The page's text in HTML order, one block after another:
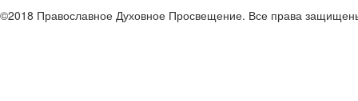
©2018 Православное Духовное Просвещение. Все права